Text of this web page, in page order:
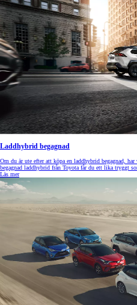
Laddhybrid begagnad
Om du är ute efter att köpa en laddhybrid begagnad,
begagnad laddhybrid från Toyota får du ett lika tryggt
Läs mer